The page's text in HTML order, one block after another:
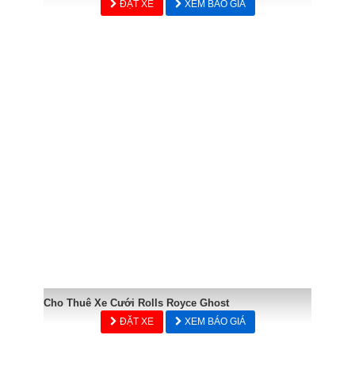
ĐẶT XE XEM BÁO GIÁ
Cho Thuê Xe Cưới Rolls Royce Ghost
ĐẶT XE XEM BÁO GIÁ